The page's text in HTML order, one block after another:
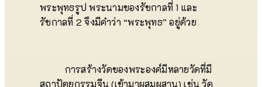
พระพุทธรูป พระนามของรัชกาลที่ 1 และ
รัชกาลที่ 2 จึงมีคำว่า “พระพุทธ” อยู่ด้วย
การสร้างวัดของพระองค์มีหลายวัดที่มี
สถาปัตยกรรมจีน (เข้ามาผสมผสาน) เช่น วัด